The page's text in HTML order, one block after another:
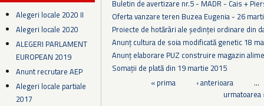
Alegeri locale 2020 II
Alegeri locale 2020
ALEGERI PARLAMENT
EUROPEAN 2019
Anunt recrutare AEP
Alegeri locale partiale
2017
Buletin de avertizare nr.5 - MADR - Cais +
Oferta vanzare teren Buzea Eugenia - 26
Proiecte de hotărâri ale ședinței ordinare din
Anunț cultura de soia modificată genetic 18
Anunț elaborare PUZ construire magazin
Somații de plată din 19 martie 2015
« prima ‹ anterioara
…
urmatoarea